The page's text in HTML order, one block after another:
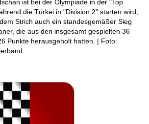
ist bei der Olympiade in der "Top
die Türkei in "Division 2" starten wird,
Strich auch ein standesgemäßer Sieg
die aus den insgesamt gespielten 36
Punkte herausgeholt hatten. | Foto: